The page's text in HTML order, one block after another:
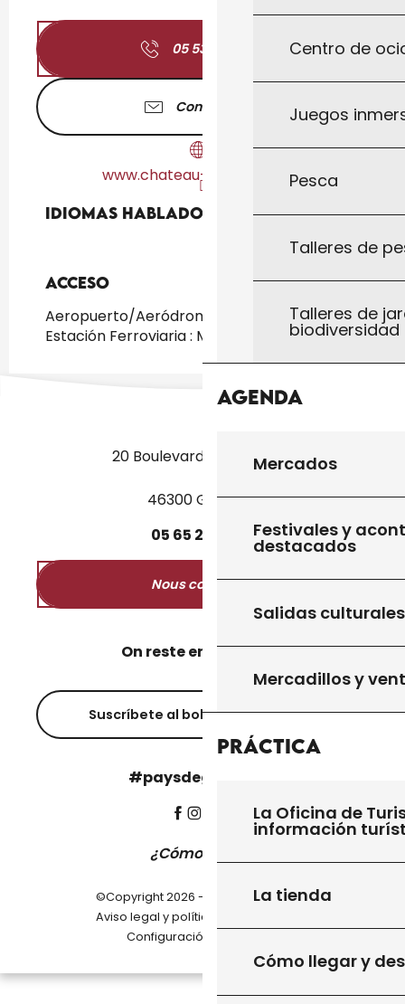
Centro de
Juegos
Pesca
Talleres de
Talleres de
biodiversidad
Agenda
Mercados
Festivales y
destacados
Salidas culturales
Mercadillos y
Práctica
La Oficina de
información
La tienda
Cómo llegar y
05 53 41 90
Contáctenos
www.chateau-bonaguil.com
Idiomas hablados
Idiomas hablados
Acceso
Acceso
Aeropuerto/Aeródromo : Agen a 50km
Estación Ferroviaria : Monsempron a 10km
20 Boulevard des Martyrs
46300 Gourdon
05 65 27 50
Nous contacter
On reste en contact ?
Suscríbete al boletín informativo
#paysdegourdon !
¿Cómo llegar?
©Copyright 2026 - Pays de Gourdon
Aviso legal y política de privacidad
Configuración de cookies